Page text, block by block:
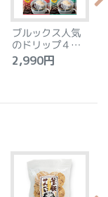
ブルックス人気
のドリップ４種
セット
2,990円